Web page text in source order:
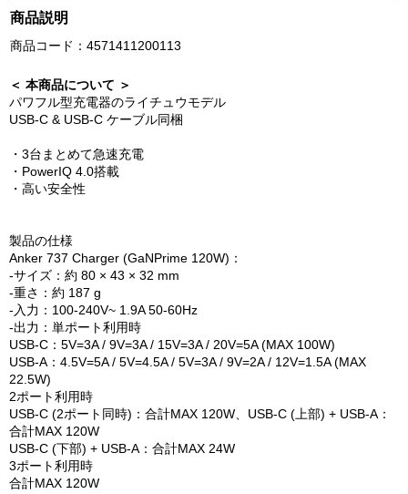
商品説明
商品コード：4571411200113
＜ 本商品について ＞
パワフル型充電器のライチュウモデル
USB-C & USB-C ケーブル同梱
・3台まとめて急速充電
・PowerIQ 4.0搭載
・高い安全性
製品の仕様
Anker 737 Charger (GaNPrime 120W)：
-サイズ：約 80 × 43 × 32 mm
-重さ：約 187 g
-入力：100-240V~ 1.9A 50-60Hz
-出力：単ポート利用時
USB-C：5V=3A / 9V=3A / 15V=3A / 20V=5A (MAX 100W)
USB-A：4.5V=5A / 5V=4.5A / 5V=3A / 9V=2A / 12V=1.5A (MAX
22.5W)
2ポート利用時
USB-C (2ポート同時)：合計MAX 120W、USB-C (上部) + USB-A：
合計MAX 120W
USB-C (下部) + USB-A：合計MAX 24W
3ポート利用時
合計MAX 120W